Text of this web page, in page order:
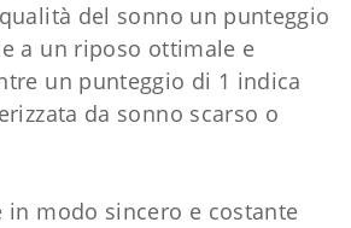
del sonno un punteggio
a un riposo ottimale e
un punteggio di 1 indica
da sonno scarso o
in modo sincero e costante